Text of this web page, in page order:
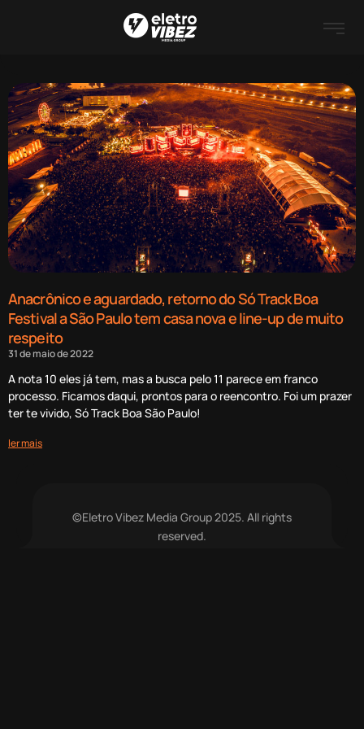
Anacrônico e aguardado, retorno do Só Track Boa
Festival a São Paulo tem casa nova e line-up de muito
respeito
31 de maio de 2022
A nota 10 eles já tem, mas a busca pelo 11 parece em franco
processo. Ficamos daqui, prontos para o reencontro. Foi um prazer
ter te vivido, Só Track Boa São Paulo!
ler mais
©Eletro Vibez Media Group 2025. All rights
reserved.